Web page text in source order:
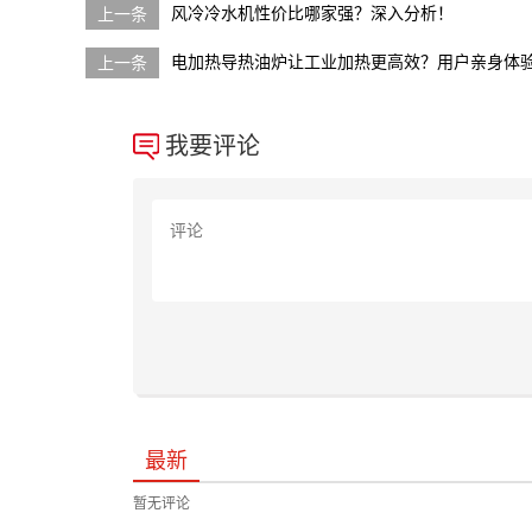
风冷冷水机性价比哪家强？深入分析！
电加热导热油炉让工业加热更高效？用户亲身体验
我要评论
最新
暂无评论